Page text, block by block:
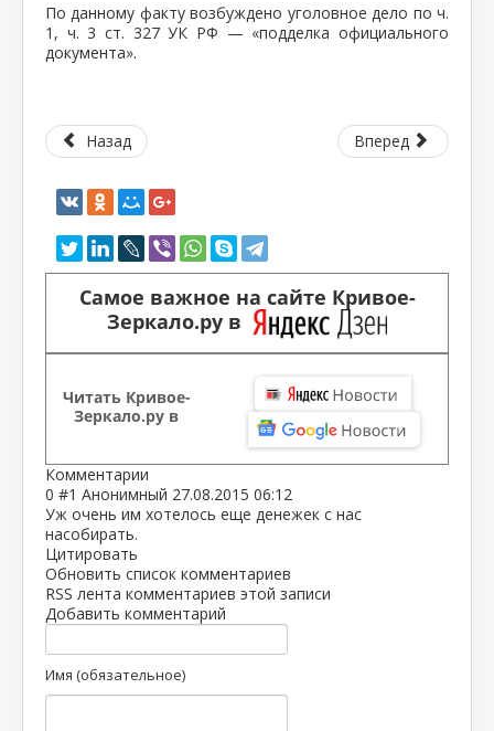
По данному факту возбуждено уголовное дело по ч.
1, ч. 3 ст. 327 УК РФ — «подделка официального
документа».
Назад Вперед
Самое важное на сайте Кривое-
Зеркало.ру в
Читать Кривое-
Зеркало.ру в
Комментарии
0 #1 Анонимный 27.08.2015 06:12
Уж очень им хотелось еще денежек с нас
насобирать.
Цитировать
Обновить список комментариев
RSS лента комментариев этой записи
Добавить комментарий
Имя (обязательное)